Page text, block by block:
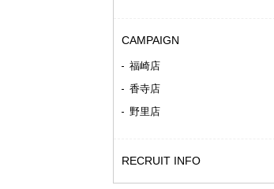
CAMPAIGN
福崎店
香寺店
野里店
RECRUIT INFO